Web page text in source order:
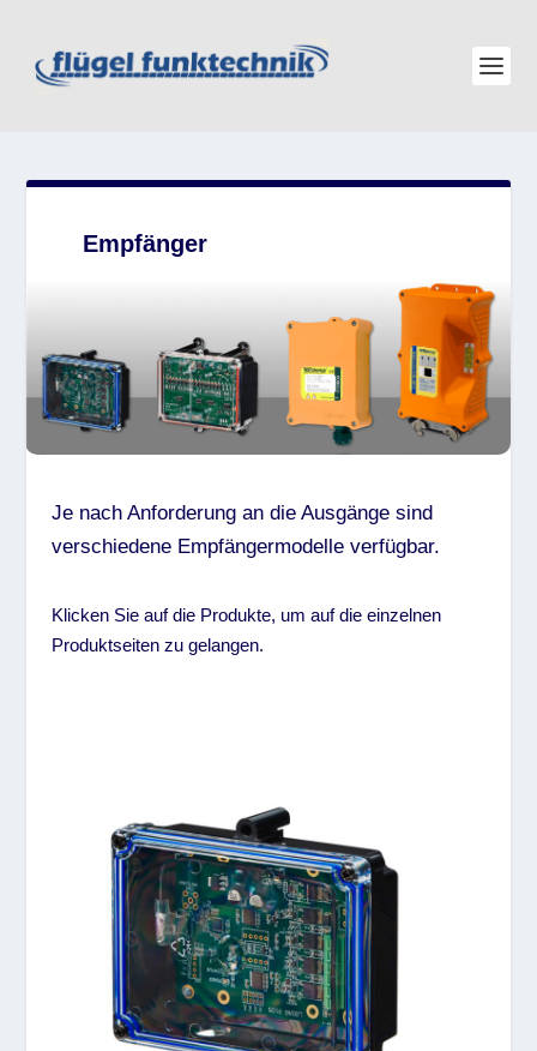
Empfänger
Je nach Anforderung an die Ausgänge sind
verschiedene Empfängermodelle verfügbar.
Klicken Sie auf die Produkte, um auf die einzelnen
Produktseiten zu gelangen.